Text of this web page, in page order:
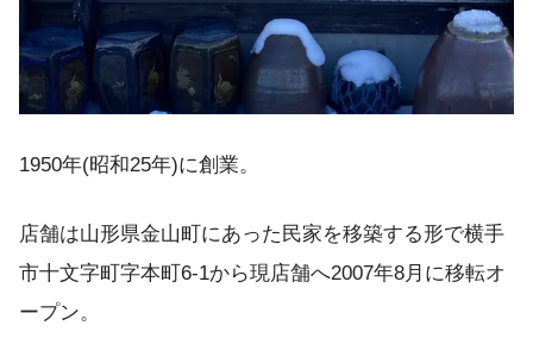
1950年(昭和25年)に創業。
店舗は山形県金山町にあった民家を移築する形で横手
市十文字町字本町6-1から現店舗へ2007年8月に移転オ
ープン。